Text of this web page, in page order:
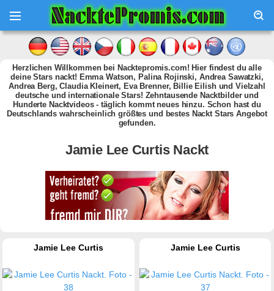
Herzlichen Willkommen bei Nacktepromis.com! Hier findest du alle
deine Stars nackt! Emma Watson, Palina Rojinski, Andrea Sawatzki,
Andrea Berg, Claudia Kleinert, Eva Brenner, Billie Eilish und Vielzahl
deutsche und internationale Stars! Zehntausende Nacktbilder und
Hunderte Nacktvideos - täglich kommt neues hinzu. Schon hast du
Deutschlands wahrscheinlich größtes und bestes Nackt Stars Angebot
gefunden.
Jamie Lee Curtis Nackt
Jamie Lee Curtis Jamie Lee Curtis